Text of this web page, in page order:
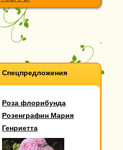
Спецпредложения
Роза флорибунда
Розенграфин Мария
Генриетта